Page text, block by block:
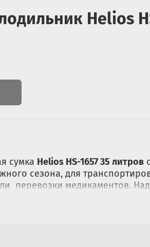
Helios
сумка Helios HS-1657 35 литров
сезона, для
перевозки медикаментов.
длительное хранение